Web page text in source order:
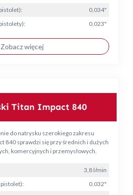
0,034"
0,023"
Zobacz więcej
Titan Impact 840
do natrysku szerokiego zakresu
840 sprawdzi się przy średnich i dużych
komercyjnych i przemysłowych.
3,8 l/min
0,032"